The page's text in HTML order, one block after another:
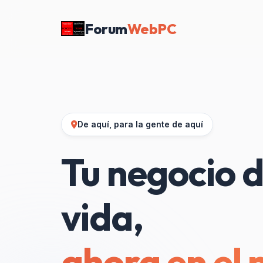
ForumWebPC
De aquí, para la gente de aquí
Tu negocio
vida,